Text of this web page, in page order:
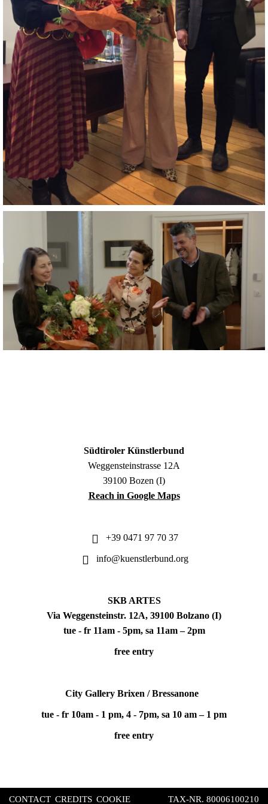
Südtiroler Künstlerbund
Weggensteinstrasse 12A
39100 Bozen (I)
Reach in Google Maps
+39 0471 97 70 37
info@kuenstlerbund.org
SKB ARTES
Via Weggensteinstr. 12A, 39100 Bolzano (I)
tue - fr 11am - 5pm, sa 11am – 2pm
free entry
City Gallery Brixen / Bressanone
tue - fr 10am - 1 pm, 4 - 7pm, sa 10 am – 1 pm
free entry
CONTACT CREDITS COOKIE TAX-NR. 80006100210